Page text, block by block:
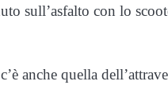
sull’asfalto con lo
anche quella